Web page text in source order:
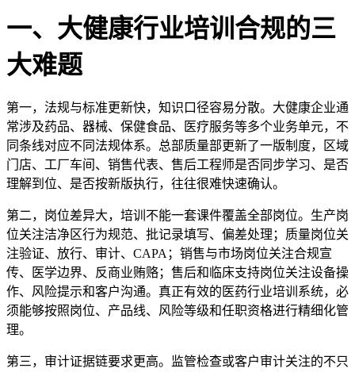
一、大健康行业培训合规的三
大难题
第一，法规与标准更新快，知识口径容易分散。大健康企业通
常涉及药品、器械、保健食品、医疗服务等多个业务单元，不
同条线对应不同法规体系。总部质量部更新了一版制度，区域
门店、工厂车间、销售代表、售后工程师是否同步学习、是否
理解到位、是否按新版执行，往往很难快速确认。
第二，岗位差异大，培训不能一套课件覆盖全部岗位。生产岗
位关注洁净区行为规范、批记录填写、偏差处理；质量岗位关
注验证、放行、审计、 CAPA；销售与市场岗位关注合规宣
传、医学边界、反商业贿赂；售后和临床支持岗位关注设备操
作、风险提示和客户沟通。真正有效的医药行业培训系统，必
须能够按照岗位、产品线、风险等级和任职资格进行精细化管
理。
第三，审计证据链要求更高。监管检查或客户审计关注的不只